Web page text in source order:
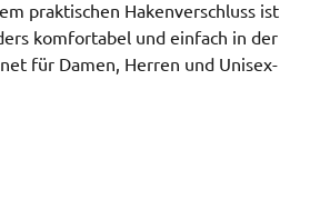
praktischen Hakenverschluss ist
komfortabel und einfach in der
für Damen, Herren und Unisex-